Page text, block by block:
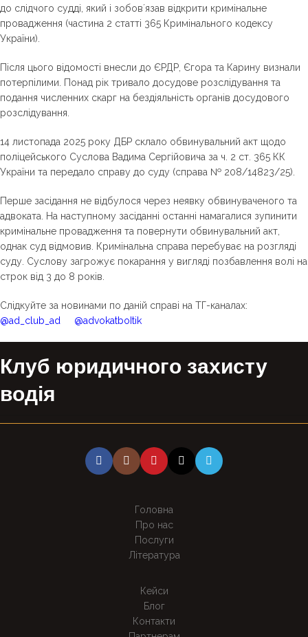
до слідчого судді, який і зобовʼязав відкрити кримінальне
провадження (частина 2 статті 365 Кримінального кодексу
України).
Після цього відомості внесли до ЄРДР, Єгора та Карину визнали
потерпілими. Понад рік тривало досудове розслідування та
подання численних скарг на бездіяльність органів досудового
розслідування.
14 листопада 2025 року ДБР склало обвинувальний акт щодо
поліцейського Суслова Вадима Сергійовича за ч. 2 ст. 365 КК
України та передало справу до суду (справа № 208/14823/25).
Перше засідання не відбулося через неявку обвинуваченого та
адвоката. На наступному засіданні останні намагалися зупинити
кримінальне провадження та повернути обвинувальний акт,
однак суд відмовив. Кримінальна справа перебуває на розгляді
суду. Суслову загрожує покарання у вигляді позбавлення волі на
строк від 3 до 8 років.
Слідкуйте за новинами по даній справі на ТГ-каналах:
@ad_club_ad
@advokatboItik
Клуб юридичного захисту
водія
Головна
Про нас
Послуги
Література
Кейси
Блог
Контакти